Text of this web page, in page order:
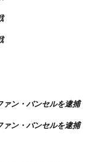
ァン・バンセルを逮捕
ァン・バンセルを逮捕